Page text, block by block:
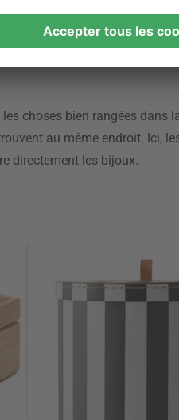
dans la salle de bain
des articles tels que des
être cachés.
choses bien rangées dans
au même endroit. Ici,
directement les bijoux.